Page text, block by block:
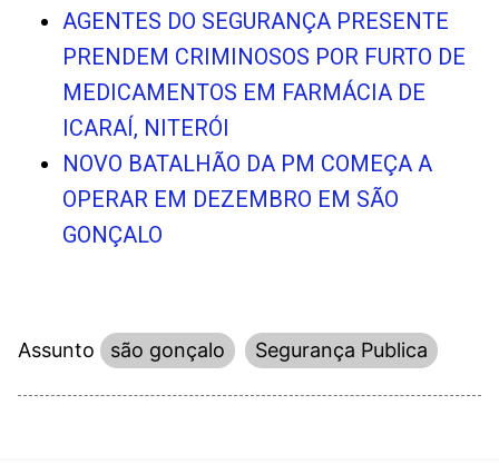
AGENTES DO SEGURANÇA PRESENTE
PRENDEM CRIMINOSOS POR FURTO DE
MEDICAMENTOS EM FARMÁCIA DE
ICARAÍ, NITERÓI
NOVO BATALHÃO DA PM COMEÇA A
OPERAR EM DEZEMBRO EM SÃO
GONÇALO
Assunto são gonçalo Segurança Publica